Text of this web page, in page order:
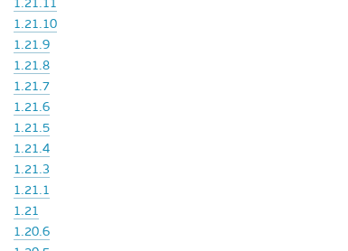
1.21.11
1.21.10
1.21.9
1.21.8
1.21.7
1.21.6
1.21.5
1.21.4
1.21.3
1.21.1
1.21
1.20.6